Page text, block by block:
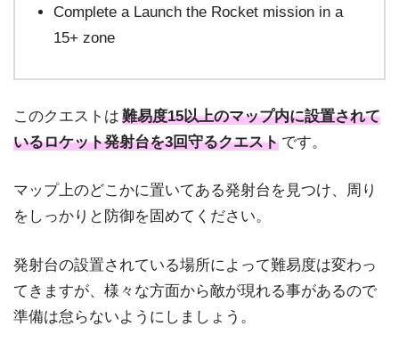
Complete a Launch the Rocket mission in a
15+ zone
このクエストは 難易度15以上のマップ内に設置されて
いるロケット発射台を3回守るクエスト です。
マップ上のどこかに置いてある発射台を見つけ、周り
をしっかりと防御を固めてください。
発射台の設置されている場所によって難易度は変わっ
てきますが、様々な方面から敵が現れる事があるので
準備は怠らないようにしましょう。